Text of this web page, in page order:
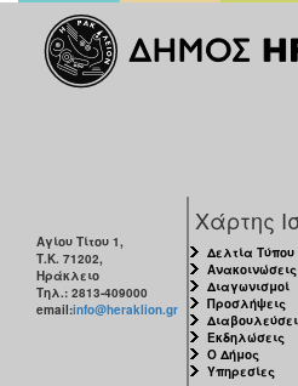
Αγίου Τίτου 1,
Τ.Κ. 71202,
Ηράκλειο
Τηλ.: 2813-409000
email:info@heraklion.gr
Χάρτης
Δελτία Τύπου
Ανακοινώσεις
Διαγωνισμοί
Προσλήψεις
Εκδηλώσεις
Ο Δήμος
Υπηρεσίες